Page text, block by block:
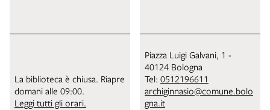
La biblioteca è chiusa. Riapre
domani alle 09:00.
Leggi tutti gli orari.
Piazza Luigi Galvani, 1 -
40124 Bologna
Tel: 0512196611
archiginnasio@comune.bolo
gna.it